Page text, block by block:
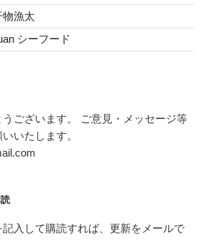
漁太
シーフード
ございます。 ご意見・メッセージ等
いたします。
記入して購読すれば、更新をメールで